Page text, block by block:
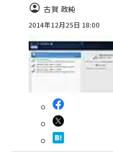
古賀 政純
2014年12月25日 18:00